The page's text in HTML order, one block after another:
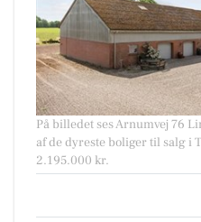
På billedet ses Arnumvej 76
af de dyreste boliger til salg i
2.195.000 kr.